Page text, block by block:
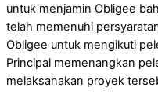
untuk menjamin Obligee
telah memenuhi
Obligee untuk mengikuti
Principal memenangkan
melaksanakan proyek